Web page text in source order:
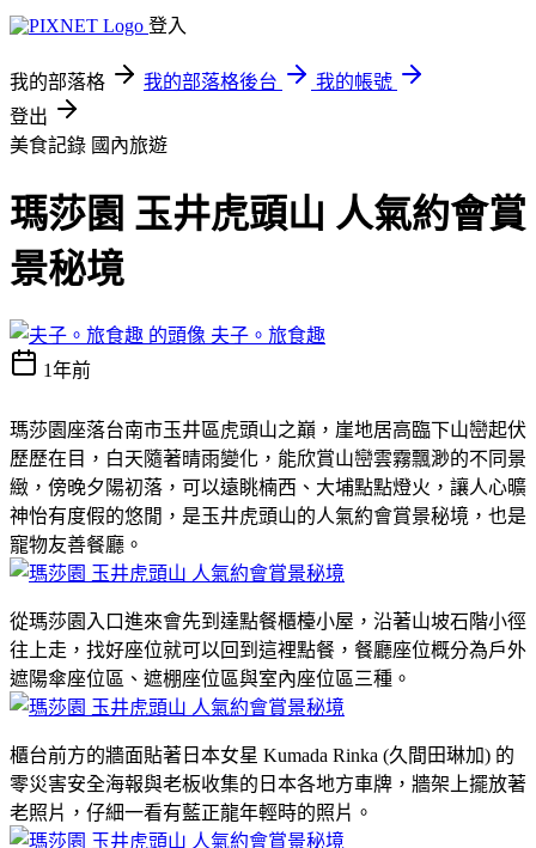
登入
我的部落格 我的部落格後台
我的帳號
登出
美食記錄 國內旅遊
瑪莎園 玉井虎頭山 人氣約會賞
景秘境
夫子。旅食趣
1年前
瑪莎園座落台南市玉井區虎頭山之巔，崖地居高臨下山巒起伏
歷歷在目，白天隨著晴雨變化，能欣賞山巒雲霧飄渺的不同景
緻，傍晚夕陽初落，可以遠眺楠西、大埔點點燈火，讓人心曠
神怡有度假的悠閒，是玉井虎頭山的人氣約會賞景秘境，也是
寵物友善餐廳。
從瑪莎園入口進來會先到達點餐櫃檯小屋，沿著山坡石階小徑
往上走，找好座位就可以回到這裡點餐，餐廳座位概分為戶外
遮陽傘座位區、遮棚座位區與室內座位區三種。
櫃台前方的牆面貼著日本女星 Kumada Rinka (久間田琳加) 的
零災害安全海報與老板收集的日本各地方車牌，牆架上擺放著
老照片，仔細一看有藍正龍年輕時的照片。